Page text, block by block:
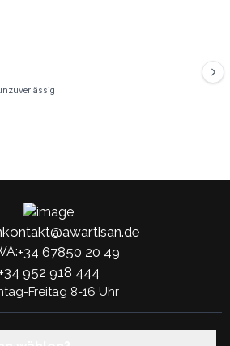
+34 67850 20 49
952 918 444
Freitag 8-16 Uhr